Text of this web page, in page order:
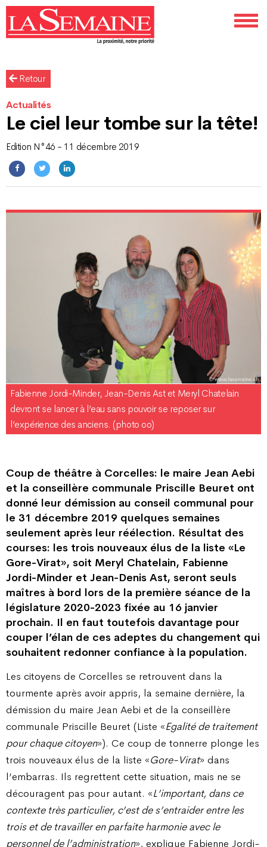
Retour
Actualités
Le ciel leur tombe sur la tête!
Edition N°46 - 11 décembre 2019
Fabienne Jordi-Minder, Jean-Denis Ast et Meryl Chatelain
devront se lancer à l’eau sans pouvoir se reposer sur
l’expérience des anciens. (photo oo)
Coup de théâtre à Corcelles: le maire Jean Aebi
et la conseillère communale Priscille Beuret ont
donné leur démission au conseil communal pour
le 31 décembre 2019 quelques semaines
seulement après leur réélection. Résultat des
courses: les trois nouveaux élus de la liste «Le
Gore-Virat», soit Meryl Chatelain, Fabienne
Jordi-Minder et Jean-Denis Ast, seront seuls
maîtres à bord lors de la première séance de la
législature 2020-2023 fixée au 16 janvier
prochain. Il en faut toutefois davantage pour
couper l’élan de ces adeptes du changement qui
souhaitent redonner confiance à la population.
Les citoyens de Corcelles se retrouvent dans la
tourmente après avoir appris, la semaine dernière, la
démission du maire Jean Aebi et de la conseillère
communale Priscille Beuret (Liste «Egalité de traitement
pour chaque citoyen»). Ce coup de tonnerre plonge les
trois nouveaux élus de la liste «Gore-Virat» dans
l’embarras. Ils regrettent cette situation, mais ne se
découragent pas pour autant. «L’important, dans ce
contexte très particulier, c’est de s’entraider entre les
trois et de travailler en parfaite harmonie avec le
personnel de l’administration», explique Fabienne Jordi-